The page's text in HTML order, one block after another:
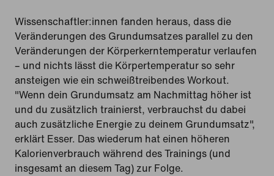
Wissenschaftler:innen fanden heraus, dass die
Veränderungen des Grundumsatzes parallel zu den
Veränderungen der Körperkerntemperatur verlaufen
– und nichts lässt die Körpertemperatur so sehr
ansteigen wie ein schweißtreibendes Workout.
"Wenn dein Grundumsatz am Nachmittag höher ist
und du zusätzlich trainierst, verbrauchst du dabei
auch zusätzliche Energie zu deinem Grundumsatz",
erklärt Esser. Das wiederum hat einen höheren
Kalorienverbrauch während des Trainings (und
insgesamt an diesem Tag) zur Folge.